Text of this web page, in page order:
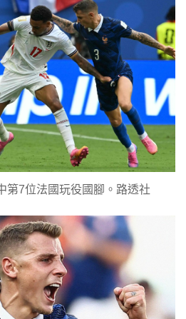
第7位法國玩役國腳。路透社